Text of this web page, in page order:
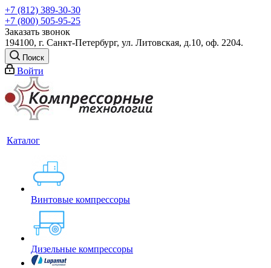
+7 (812) 389-30-30
+7 (800) 505-95-25
Заказать звонок
194100, г. Санкт-Петербург, ул. Литовская, д.10, оф. 2204.
Поиск
Войти
Каталог
Винтовые компрессоры
Дизельные компрессоры